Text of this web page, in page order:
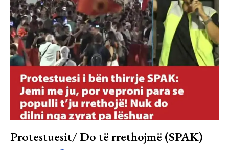
Protestuesit/ Do të rrethojmë (SPAK)